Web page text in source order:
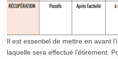
Il est essentiel de mettre en avant
laquelle sera effectué l’étirement.